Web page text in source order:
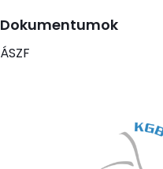
Dokumentumok
ÁSZF